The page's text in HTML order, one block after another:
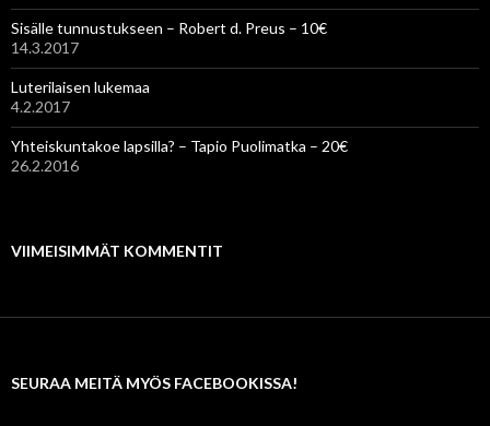
Sisälle tunnustukseen – Robert d. Preus – 10€
14.3.2017
Luterilaisen lukemaa
4.2.2017
Yhteiskuntakoe lapsilla? – Tapio Puolimatka – 20€
26.2.2016
VIIMEISIMMÄT KOMMENTIT
SEURAA MEITÄ MYÖS FACEBOOKISSA!